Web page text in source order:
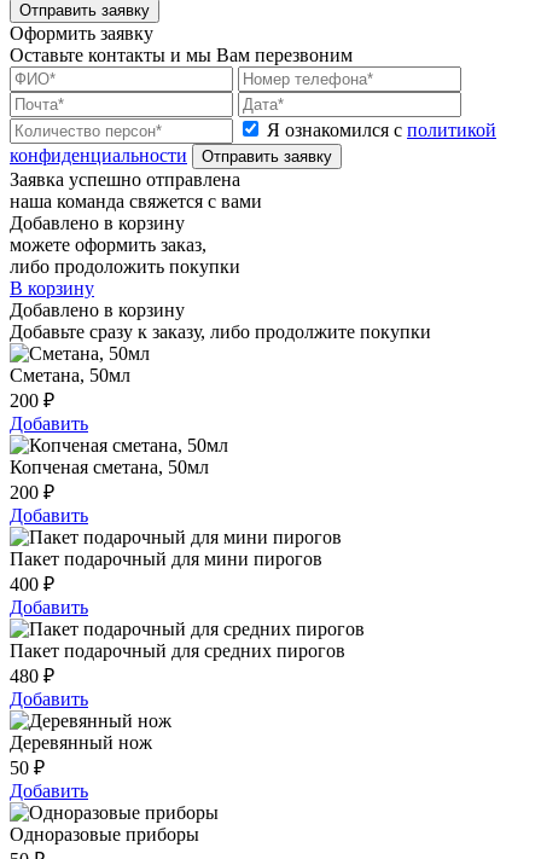
Отправить заявку
Оформить заявку
Оставьте контакты и мы Вам перезвоним
Я ознакомился с политикой
конфиденциальности
Отправить заявку
Заявка успешно отправлена
наша команда свяжется с вами
Добавлено в корзину
можете оформить заказ,
либо продоложить покупки
В корзину
Добавлено в корзину
Добавьте сразу к заказу, либо продолжите покупки
Сметана, 50мл
200 ₽
Добавить
Копченая сметана, 50мл
200 ₽
Добавить
Пакет подарочный для мини пирогов
400 ₽
Добавить
Пакет подарочный для средних пирогов
480 ₽
Добавить
Деревянный нож
50 ₽
Добавить
Одноразовые приборы